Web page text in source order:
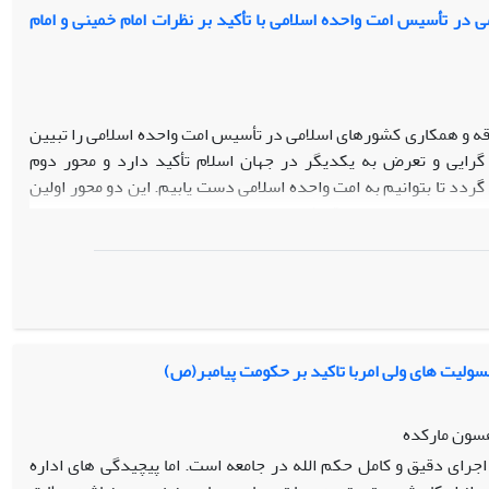
برای یک رقابت سیاسی فراگیر، تعبیه گردیده است.
قدرت سیاسی و پذیرش نقش تعیین کننده برای مردم، رقابت سیاسی
نموده و آن را به مثابه یک عبادت فراگیر دینی و شرعی و إستباق
تأسیس امت واحده اسلامی با تأکید بر نظرات امام خمینی و امام
و همکاری کشورهای اسلامی در تأسیس امت واحده اسلامی را تبیین
و تعرض به یکدیگر در جهان اسلام تأکید دارد و محور دوم
تا بتوانیم به امت واحده اسلامی دست یابیم. این دو محور اولین
پیمود. پرهیز از تفرقه شامل پرهیز از پنج عامل اصلی تفرق در امت
است. همکاری کشورهای اسلامی نیز شامل دو عنوان مقابله با دشمن
پس از توصیف به ادله متنی هر یک از آنها پرداخته شده است.
امام خمینی –قدس‌سره- و رهبر معظم انقلاب –دام ظلّه - به‌دست‌آمده
های ولی امربا تاکید بر حکومت پیامبر(ص)
مارکده
دقیق و کامل حکم الله در جامعه است. اما پیچیدگی های اداره